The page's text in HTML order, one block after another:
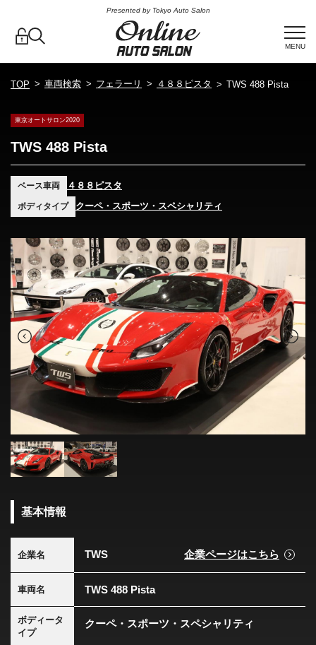
Presented by Tokyo Auto Salon
MENU
TOP 車両検索 フェラーリ ４８８ピスタ TWS 488 Pista
東京オートサロン2020
TWS 488 Pista
ベース車両 ４８８ピスタ
ボディタイプ クーペ・スポーツ・スペシャリティ
基本情報
企業名 TWS 企業ページはこちら
車両名 TWS 488 Pista
ボディータ
イプ
クーペ・スポーツ・スペシャリティ